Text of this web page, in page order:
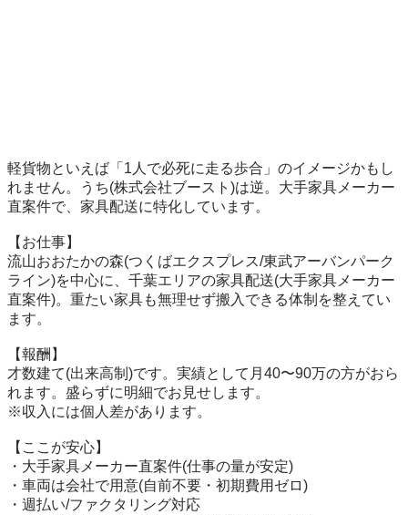
軽貨物といえば「1人で必死に走る歩合」のイメージかもし
れません。うち(株式会社ブースト)は逆。大手家具メーカー
直案件で、家具配送に特化しています。
【お仕事】
流山おおたかの森(つくばエクスプレス/東武アーバンパーク
ライン)を中心に、千葉エリアの家具配送(大手家具メーカー
直案件)。重たい家具も無理せず搬入できる体制を整えてい
ます。
【報酬】
才数建て(出来高制)です。実績として月40〜90万の方がおら
れます。盛らずに明細でお見せします。
※収入には個人差があります。
【ここが安心】
・大手家具メーカー直案件(仕事の量が安定)
・車両は会社で用意(自前不要・初期費用ゼロ)
・週払い/ファクタリング対応